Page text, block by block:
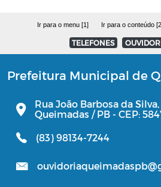
Ir para o menu [1] Ir para o conteúdo
TELEFONES
Prefeitura Municipal de
Rua João Barbosa da
Queimadas / PB - CEP:
(83) 98134-7244